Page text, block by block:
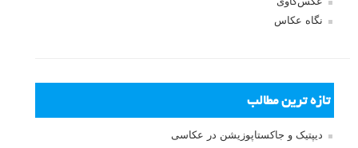
نگاه عکاس
تازه ترین مطالب
دیپتیک و جاکستا‌پوزیشن در عکاسی